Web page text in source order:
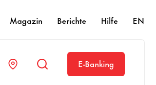
Magazin Berichte Hilfe EN
E-Banking